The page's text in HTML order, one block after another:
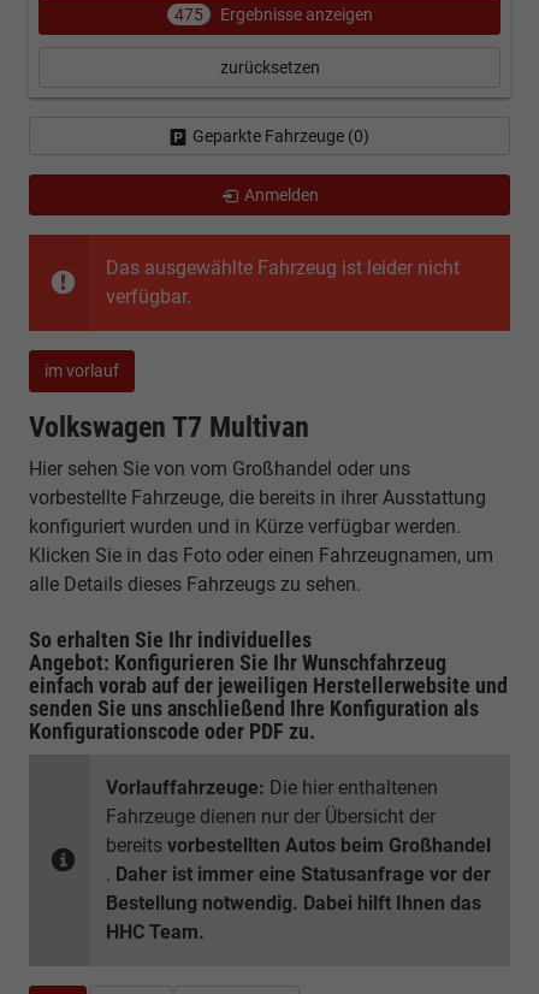
Das ausgewählte Fahrzeug ist leider nicht
verfügbar.
im vorlauf
Volkswagen T7 Multivan
Hier sehen Sie von vom Großhandel oder uns
vorbestellte Fahrzeuge, die bereits in ihrer Ausstattung
konfiguriert wurden und in Kürze verfügbar werden.
Klicken Sie in das Foto oder einen Fahrzeugnamen, um
alle Details dieses Fahrzeugs zu sehen.
So erhalten Sie Ihr individuelles
Angebot: Konfigurieren Sie Ihr Wunschfahrzeug
einfach vorab auf der jeweiligen Herstellerwebsite und
senden Sie uns anschließend Ihre Konfiguration als
Konfigurationscode oder PDF zu.
Vorlauffahrzeuge: Die hier enthaltenen
Fahrzeuge dienen nur der Übersicht der
bereits vorbestellten Autos beim Großhandel
. Daher ist immer eine Statusanfrage vor der
Bestellung notwendig. Dabei hilft Ihnen das
HHC Team.
475 Ergebnisse anzeigen
zurücksetzen
Geparkte Fahrzeuge (0)
Anmelden